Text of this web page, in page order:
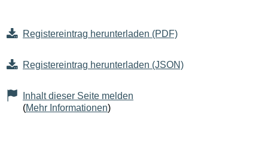
Registereintrag herunterladen (PDF)
Registereintrag herunterladen (JSON)
Inhalt dieser Seite melden
(Mehr Informationen)